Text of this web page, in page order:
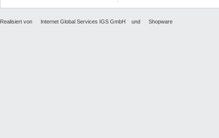
Realisiert von Internet Global Services IGS GmbH und Shopware